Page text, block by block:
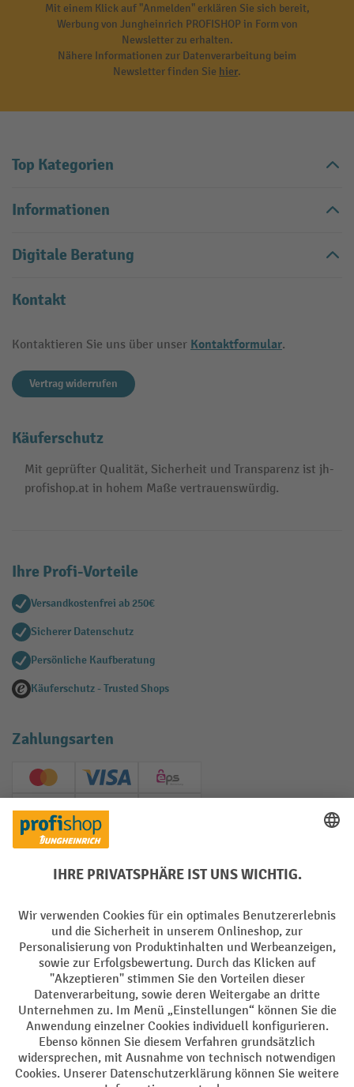
Mit einem Klick auf "Anmelden" erklären Sie sich bereit,
Werbung von Jungheinrich PROFISHOP in Form von
Newsletter zu erhalten.
Nähere Informationen zur Datenverarbeitung beim
Newsletter finden Sie hier.
Top Kategorien
Informationen
Digitale Beratung
Kontakt
Kontaktieren Sie uns über unser Kontaktformular.
Vertrag widerrufen
Käuferschutz
Mit geprüfter Qualität, Sicherheit und Transparenz ist jh-
profishop.at in hohem Maße vertrauenswürdig.
Ihre Profi-Vorteile
Versandkostenfrei ab 250€
Sicherer Datenschutz
Persönliche Kaufberatung
Käuferschutz - Trusted Shops
Zahlungsarten
Creditcard (Master)Creditcard (Visa)
EPS
PayPal
Soziale Netzwerke
Impressum Datenschutz
Barrierefreiheit Privacy Settings
Alle Preise exkl. gesetzl. Mehrwertsteuer zzgl.Versandkostenund ggf.
Nachnahmegebühren, wenn nicht anders angegeben.